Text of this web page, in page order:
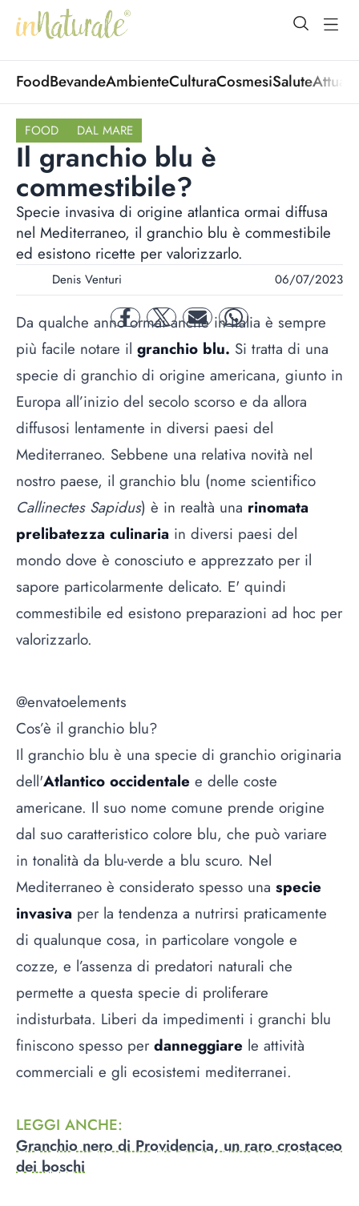
open
FoodBevandeAmbienteCulturaCosmesiSalute
FOOD DAL MARE
Il granchio blu è
commestibile?
Specie invasiva di origine atlantica ormai diffusa
nel Mediterraneo, il granchio blu è commestibile
ed esistono ricette per valorizzarlo.
Denis Venturi 06/07/2023
facebooktwitter mail whatsapp
Da qualche anno ormai anche in Italia è sempre
più facile notare il granchio blu. Si tratta di una
specie di granchio di origine americana, giunto in
Europa all’inizio del secolo scorso e da allora
diffusosi lentamente in diversi paesi del
Mediterraneo. Sebbene una relativa novità nel
nostro paese, il granchio blu (nome scientifico
Callinectes Sapidus) è in realtà una rinomata
prelibatezza culinaria in diversi paesi del
mondo dove è conosciuto e apprezzato per il
sapore particolarmente delicato. E' quindi
commestibile ed esistono preparazioni ad hoc per
valorizzarlo.
@envatoelements
Cos’è il granchio blu?
Il granchio blu è una specie di granchio originaria
dell'Atlantico occidentale e delle coste
americane. Il suo nome comune prende origine
dal suo caratteristico colore blu, che può variare
in tonalità da blu-verde a blu scuro. Nel
Mediterraneo è considerato spesso una specie
invasiva per la tendenza a nutrirsi praticamente
di qualunque cosa, in particolare vongole e
cozze, e l’assenza di predatori naturali che
permette a questa specie di proliferare
indisturbata. Liberi da impedimenti i granchi blu
finiscono spesso per danneggiare le attività
commerciali e gli ecosistemi mediterranei.
LEGGI ANCHE:
Granchio nero di Providencia, un raro crostaceo
dei boschi